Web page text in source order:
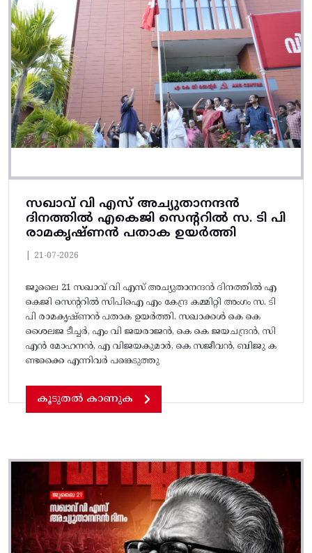
സഖാവ് വി എസ് അച്യുതാനന്ദൻ
ദിനത്തിൽ എകെജി സെന്ററിൽ സ. ടി പി
രാമകൃഷ്‌ണൻ പതാക ഉയർത്തി
21-07-2026
ജൂലൈ 21 സഖാവ് വി എസ് അച്യുതാനന്ദൻ ദിനത്തിൽ എ
കെജി സെന്ററിൽ സിപിഐ എം കേന്ദ്ര കമ്മിറ്റി അംഗം സ. ടി
പി രാമകൃഷ്‌ണൻ പതാക ഉയർത്തി. സഖാക്കൾ കെ കെ
ശൈലജ ടീച്ചർ, എം വി ജയരാജൻ, കെ കെ ജയചന്ദ്രൻ, സി
എൻ മോഹനൻ, എ വിജയകുമാർ, കെ സജീവൻ, ബിജു ക
ണ്ടക്കൈ എന്നിവർ പങ്കെടുത്തു
കൂടുതൽ കാണുക